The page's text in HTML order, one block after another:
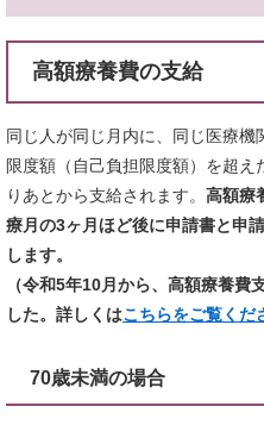
高額療養費の支給
同じ人が同じ月内に、同じ医療
限度額（自己負担限度額）を超え
りあとから支給されます。 高額療
療月の3ヶ月ほど後に申請書と申
します。
（令和5年10月から、高額療養費
した。詳しくはこちらをご覧くだ
70歳未満の場合